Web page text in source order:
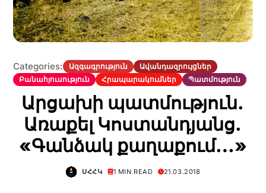
Categories: Ազգագրություն
Ավանդազրույցներ
Բանահյուսություն
Հրապարակումներ Պատմություն
Արցախի պատմություն.
Առաքել Կոստանդյանց.
«Գանձակ քաղաքում…»
ՍՀՀԿ 1 MIN READ 21.03.2018